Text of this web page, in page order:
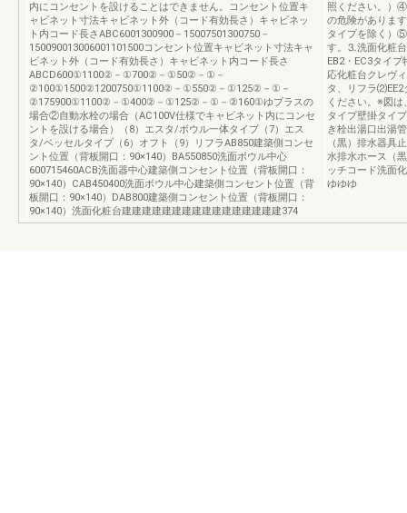
内にコンセントを設けることはできません。コンセント位置キ
ャビネット寸法キャビネット外（コード有効長さ）キャビネッ
ト内コード長さABC6001300900－15007501300750－
150090013006001101500コンセント位置キャビネット寸法キャ
ビネット外（コード有効長さ）キャビネット内コード長さ
ABCD600①1100②－①700②－①50②－①－
②100①1500②1200750①1100②－①550②－①125②－①－
②175900①1100②－①400②－①125②－①－②160①ゆプラスの
場合②自動水栓の場合（AC100V仕様でキャビネット内にコンセ
ントを設ける場合）（8）エスタ/ボウル一体タイプ（7）エス
タ/ベッセルタイプ（6）オフト（9）リフラAB850建築側コンセ
ント位置（背板開口：90×140）BA550850洗面ボウル中心
600715460ACB洗面器中心建築側コンセント位置（背板開口：
90×140）CAB450400洗面ボウル中心建築側コンセント位置（背
板開口：90×140）DAB800建築側コンセント位置（背板開口：
90×140）洗面化粧台建建建建建建建建建建建建建建建建374
照ください。）
の危険がありま
タイプを除く）
す。⒊洗面化粧
EB2・EC3タイ
応化粧台クレヴ
タ、リフラ
ください。※図
タイプ壁掛タイ
き栓出湯口出湯
（黒）排水器具
水排水ホース（
ッチコード洗面
ゆゆゆ